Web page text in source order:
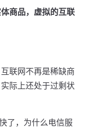
商品，虚拟的互联
联网不再是稀缺商
际上还处于过剩状
了，为什么电信服